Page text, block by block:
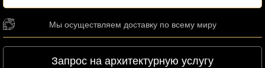
Мы осуществляем доставку по всему миру
Запрос на архитектурную услугу